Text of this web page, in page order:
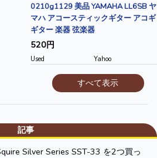
0210g1129 美品 YAMAHA LL6SB ヤ
マハ アコースティックギター アコギ
ギター 楽器 弦楽器
520円
Used Yahoo
すべて表示
記事
Silver Series SST-33 を2つ買っ